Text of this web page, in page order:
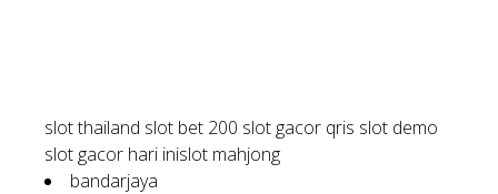
slot thailand slot bet 200 slot gacor qris slot demo
slot gacor hari inislot mahjong
bandarjaya